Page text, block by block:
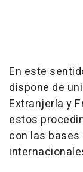
En este
dispone de
Extranjería y
estos
con las